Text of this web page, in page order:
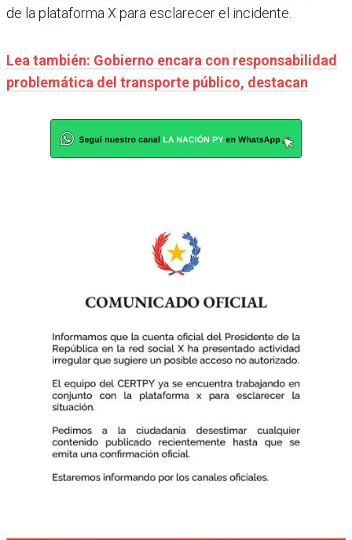
de la plataforma X para esclarecer el incidente.
Lea también: Gobierno encara con responsabilidad
problemática del transporte público, destacan